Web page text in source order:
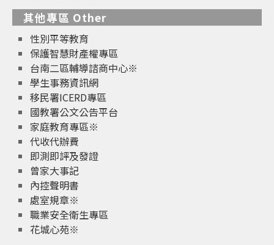
其他專區 Other
性別平等教育
保護智慧財產權專區
台南二區輔導諮商中心※
學生事務資訊網
移民署ICERD專區
國教署公文公告平台
家庭教育專區※
代收代辦費
即測即評及發證
曾家大事記
內控聲明書
處室規章※
職業安全衛生專區
花城心苑※